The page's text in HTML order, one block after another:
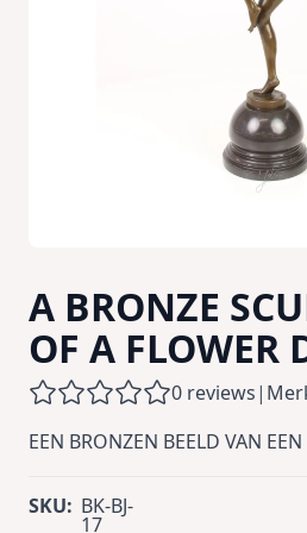
A BRONZE
OF A FLOWER
0 reviews|
EEN BRONZEN BEELD VAN
SKU: BK-BJ-
17